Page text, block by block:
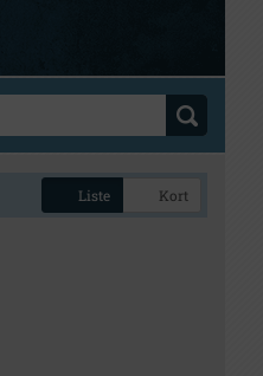
Liste Kort